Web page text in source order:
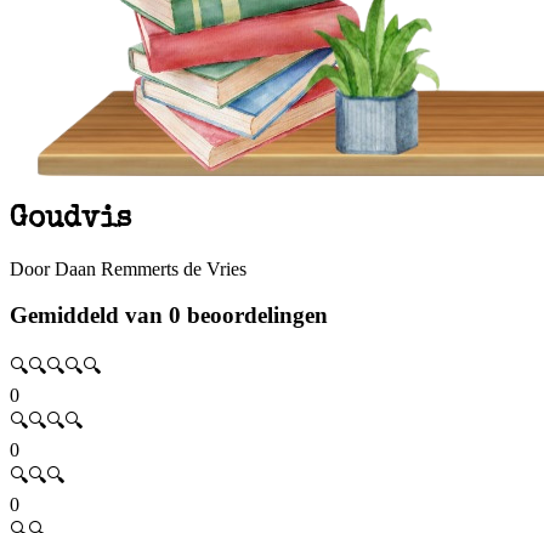
Goudvis
Door Daan Remmerts de Vries
Gemiddeld van 0 beoordelingen
🔍🔍🔍🔍🔍
0
🔍🔍🔍🔍
0
🔍🔍🔍
0